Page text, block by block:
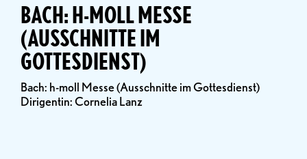
BACH: H-MOLL MESSE
(AUSSCHNITTE IM
GOTTESDIENST)
Bach: h-moll Messe (Ausschnitte im Gottesdienst)
Dirigentin: Cornelia Lanz